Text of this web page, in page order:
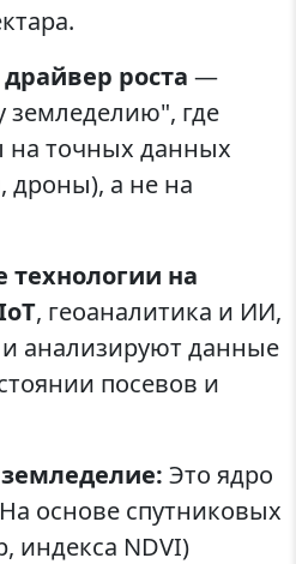
роста —
земледелию", где
точных данных
дроны), а не на
технологии на
, геоаналитика и ИИ,
анализируют данные
посевов и
Это ядро
основе спутниковых
индекса NDVI)